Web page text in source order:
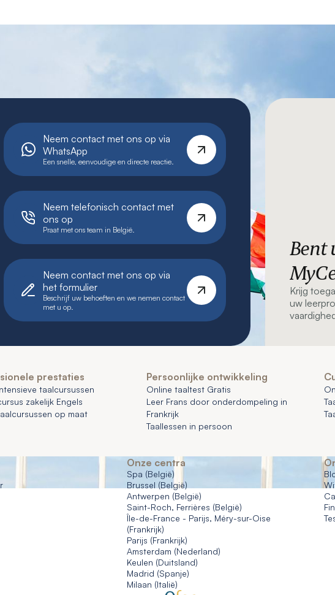
Neem contact met ons op via
WhatsApp
Een snelle, eenvoudige en directe reactie.
Neem telefonisch contact met
ons op
Praat met ons team in België.
Neem contact met ons op via
het formulier
Beschrijf uw behoeften en we nemen contact
met u op.
Bent
Krijg
uw
prestaties
taalcursussen
zakelijk Engels
op maat
Persoonlijke ontwikkeling
Online taaltest Gratis
Leer Frans door onderdompeling in
Frankrijk
Taallessen in persoon
Onze centra
Spa (België)
Brussel (België)
Antwerpen (België)
Saint-Roch, Ferrières (België)
Île-de-France - Parijs, Méry-sur-Oise
(Frankrijk)
Parijs (Frankrijk)
Amsterdam (Nederland)
Keulen (Duitsland)
Madrid (Spanje)
Milaan (Italië)